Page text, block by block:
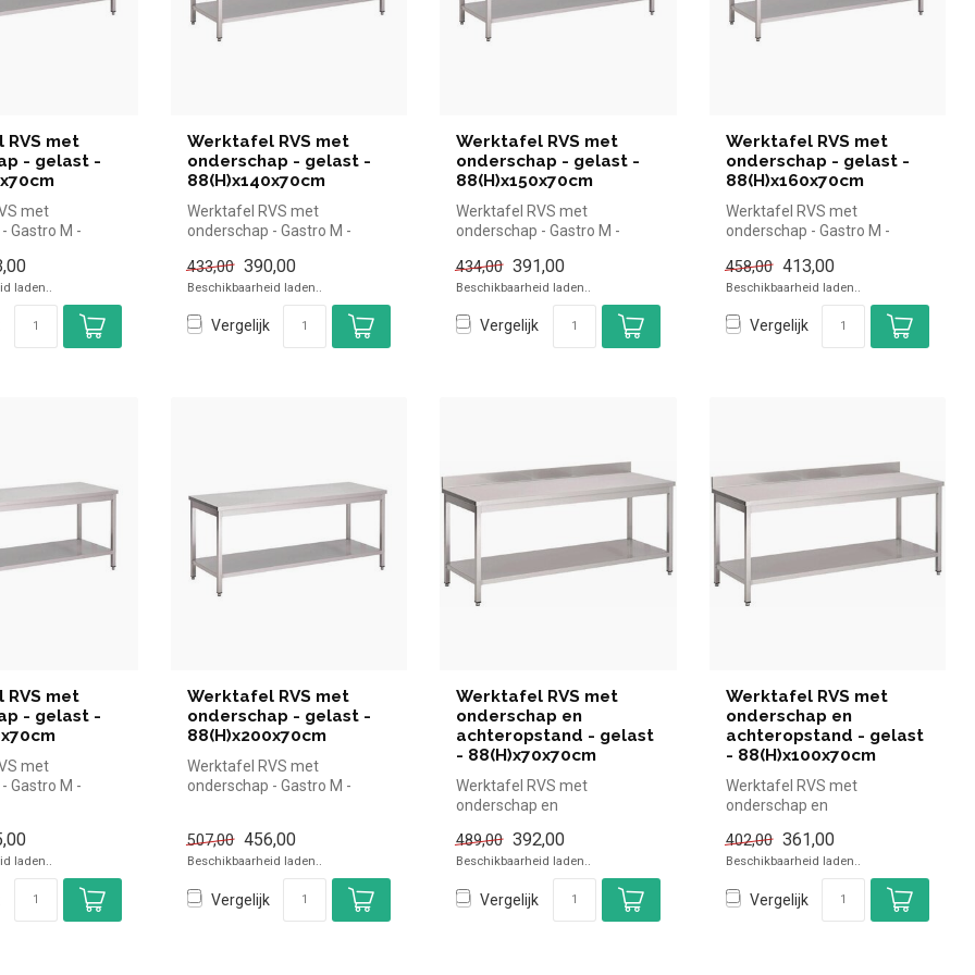
met
- gelast -
met
Gastro M -
laden..
Werktafel RVS met
onderschap - gelast -
88(H)x140x70cm
Werktafel RVS met
onderschap - Gastro M -
simpel en sne...
433,00 390,00
Beschikbaarheid laden..
Vergelijk
Werktafel RVS met
onderschap - gelast -
88(H)x150x70cm
Werktafel RVS met
onderschap - Gastro M -
simpel en sne...
434,00 391,00
Beschikbaarheid laden..
Vergelijk
Werktafel RVS met
onderschap - gelast -
88(H)x160x70cm
Werktafel RVS met
onderschap - Gastro M -
simpel en sne...
458,00 413,00
Beschikbaarheid laden..
Vergelijk
met
- gelast -
met
Gastro M -
laden..
Werktafel RVS met
onderschap - gelast -
88(H)x200x70cm
Werktafel RVS met
onderschap - Gastro M -
507,00 456,00
Beschikbaarheid laden..
Vergelijk
Werktafel RVS met
onderschap en
achteropstand - gelast
- 88(H)x70x70cm
Werktafel RVS met
onderschap en
88(H)x70x70cm |Gastro...
489,00 392,00
Beschikbaarheid laden..
Vergelijk
Werktafel RVS met
onderschap en
achteropstand - gelast
- 88(H)x100x70cm
Werktafel RVS met
onderschap en
88(H)x100x70cm |Gastr...
402,00 361,00
Beschikbaarheid laden..
Vergelijk